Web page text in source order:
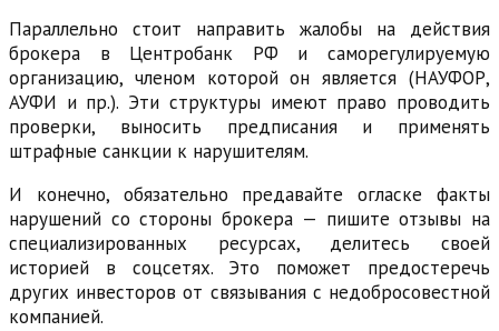
Параллельно стоит направить жалобы на действия
брокера в Центробанк РФ и саморегулируемую
организацию, членом которой он является (НАУФОР,
АУФИ и пр.). Эти структуры имеют право проводить
проверки, выносить предписания и применять
штрафные санкции к нарушителям.
И конечно, обязательно предавайте огласке факты
нарушений со стороны брокера — пишите отзывы на
специализированных ресурсах, делитесь своей
историей в соцсетях. Это поможет предостеречь
других инвесторов от связывания с недобросовестной
компанией.